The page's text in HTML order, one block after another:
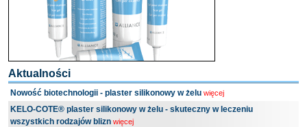
Aktualności
Nowość biotechnologii - plaster silikonowy w żelu więcej
KELO-COTE® plaster silikonowy w żelu - skuteczny w leczeniu
wszystkich rodzajów blizn więcej